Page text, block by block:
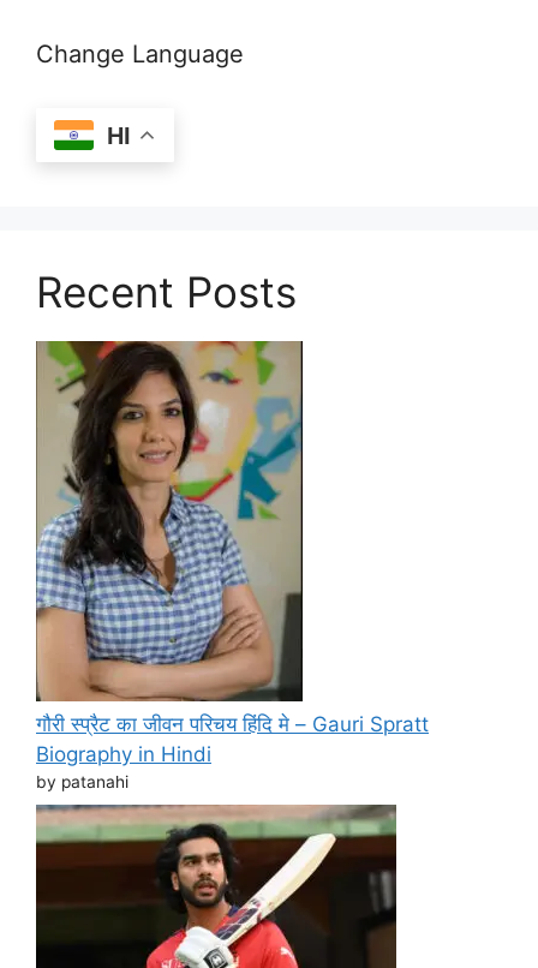
Change Language
HI
Recent Posts
गौरी स्प्रैट का जीवन परिचय हिंदि मे – Gauri Spratt
Biography in Hindi
by patanahi